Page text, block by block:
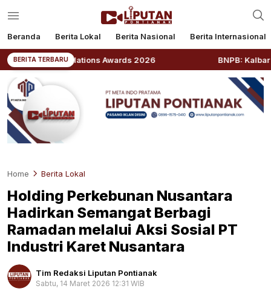
Beranda Berita Lokal Berita Nasional Berita Internasional
BERITA TERBARU
Relations Awards 2026 BNPB: Kalbar Masuk
Home Berita Lokal
Holding Perkebunan Nusantara
Hadirkan Semangat Berbagi
Ramadan melalui Aksi Sosial PT
Industri Karet Nusantara
Tim Redaksi Liputan Pontianak
Sabtu, 14 Maret 2026 12:31 WIB